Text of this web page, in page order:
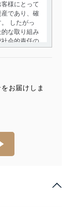
様にとって
であり、確
したがっ
な取り組み
会的責任の
て、その利
有している
らの取り組
してまいり
る指針及び
お届けしま